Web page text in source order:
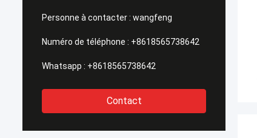
Personne à contacter : wangfeng
Numéro de téléphone : +8618565738642
Whatsapp : +8618565738642
Contact